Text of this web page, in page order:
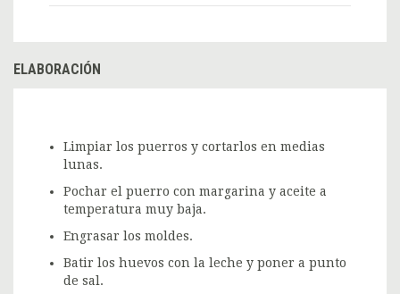
ELABORACIÓN
Limpiar los puerros y cortarlos en medias
lunas.
Pochar el puerro con margarina y aceite a
temperatura muy baja.
Engrasar los moldes.
Batir los huevos con la leche y poner a punto
de sal.